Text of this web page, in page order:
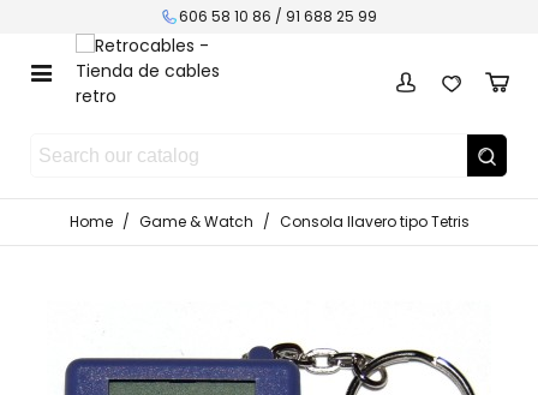
606 58 10 86 / 91 688 25 99
Home / Game & Watch / Consola llavero tipo Tetris